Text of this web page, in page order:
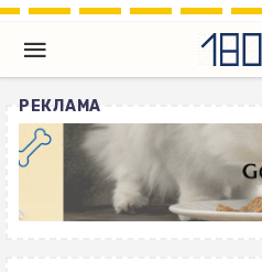
РЕКЛАМА